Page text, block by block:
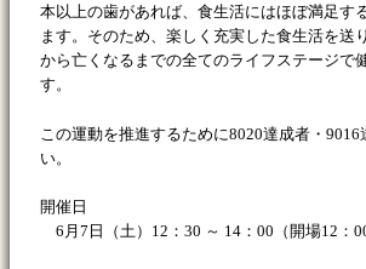
本以上の歯があれば、食生活にはほぼ満足す
ます。そのため、楽しく充実した食生活を送
から亡くなるまでの全てのライフステージで
す。
この運動を推進するために8020達成者・
い。
開催日
6月7日（土）12：30 ～ 14：00（開場12：00